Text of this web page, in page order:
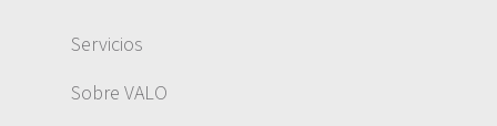
Servicios
Sobre VALO